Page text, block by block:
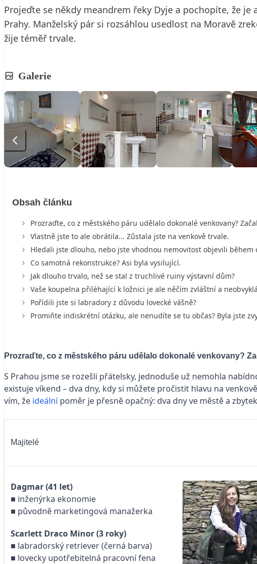
Projeďte se někdy meandrem řeky Dyje a pochopíte, že
Prahy. Manželský pár si rozsáhlou usedlost na Moravě
žije téměř trvale.
Galerie
Obsah článku
Prozraďte, co z městského páru udělalo dokonalé venkovany?
Vlastně jste to ale obrátila... Zůstala jste na venkově trvale.
Hledali jste dlouho, nebo jste vhodnou nemovitost objevili během
Co samotná rekonstrukce? Asi byla vysilující.
Jak dlouho trvalo, než se stal z truchlivé ruiny výstavní dům?
Vaše koupelna přiléhající k ložnici je ale něčím zvláštní a
Pořídili jste si labradory z důvodu lovecké vášně?
Promiňte indiskrétní otázku, ale nenudíte se tu občas? Byla jste
Prozraďte, co z městského páru udělalo dokonalé venkovany?
S Prahou jsme se rozešli přátelsky, jednoduše už nemohla
existuje víkend – dva dny, kdy si můžete pročistit hlavu na
vím, že ideálnípoměr je přesně opačný: dva dny ve městě a
Majitelé
Dagmar (41 let)
■ inženýrka ekonomie
■ původně marketingová manažerka
Scarlett Draco Minor (3 roky)
■ labradorský retriever (černá barva)
■ lovecky upotřebitelná pracovní fena